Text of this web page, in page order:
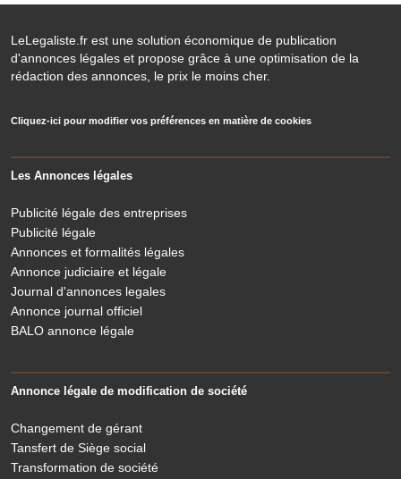
LeLegaliste.fr est une solution économique de publication
d'annonces légales et propose grâce à une optimisation de la
rédaction des annonces, le prix le moins cher.
Cliquez-ici pour modifier vos préférences en matière de cookies
Les Annonces légales
Publicité légale des entreprises
Publicité légale
Annonces et formalités légales
Annonce judiciaire et légale
Journal d'annonces legales
Annonce journal officiel
BALO annonce légale
Annonce légale de modification de société
Changement de gérant
Tansfert de Siège social
Transformation de société